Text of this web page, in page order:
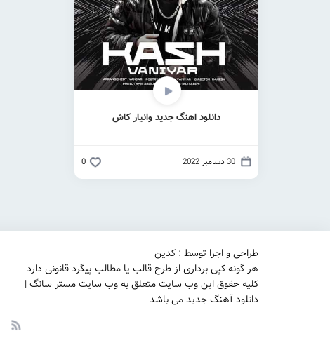
دانلود اهنگ جدید وانیار کاش
30 دسامبر 2022 0
طراحی و اجرا توسط : کدین
هر گونه کپی برداری از طرح قالب یا مطالب پیگرد قانونی دارد
کلیه حقوق این وب سایت متعلق به وب سایت مستر سانگ |
دانلود آهنگ جدید می باشد